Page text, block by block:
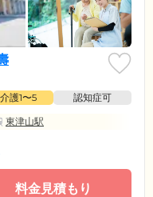
護1〜5
認知症可
東津山駅
料金見積もり